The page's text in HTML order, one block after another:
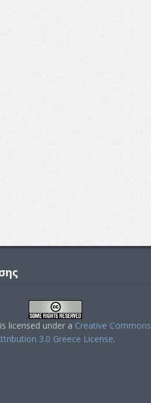
licensed under a Creative Commons
3.0 Greece License.